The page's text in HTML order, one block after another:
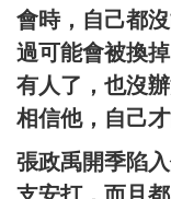
會時，自己都
過可能會被換
有人了，也沒
相信他，自己
張政禹開季陷